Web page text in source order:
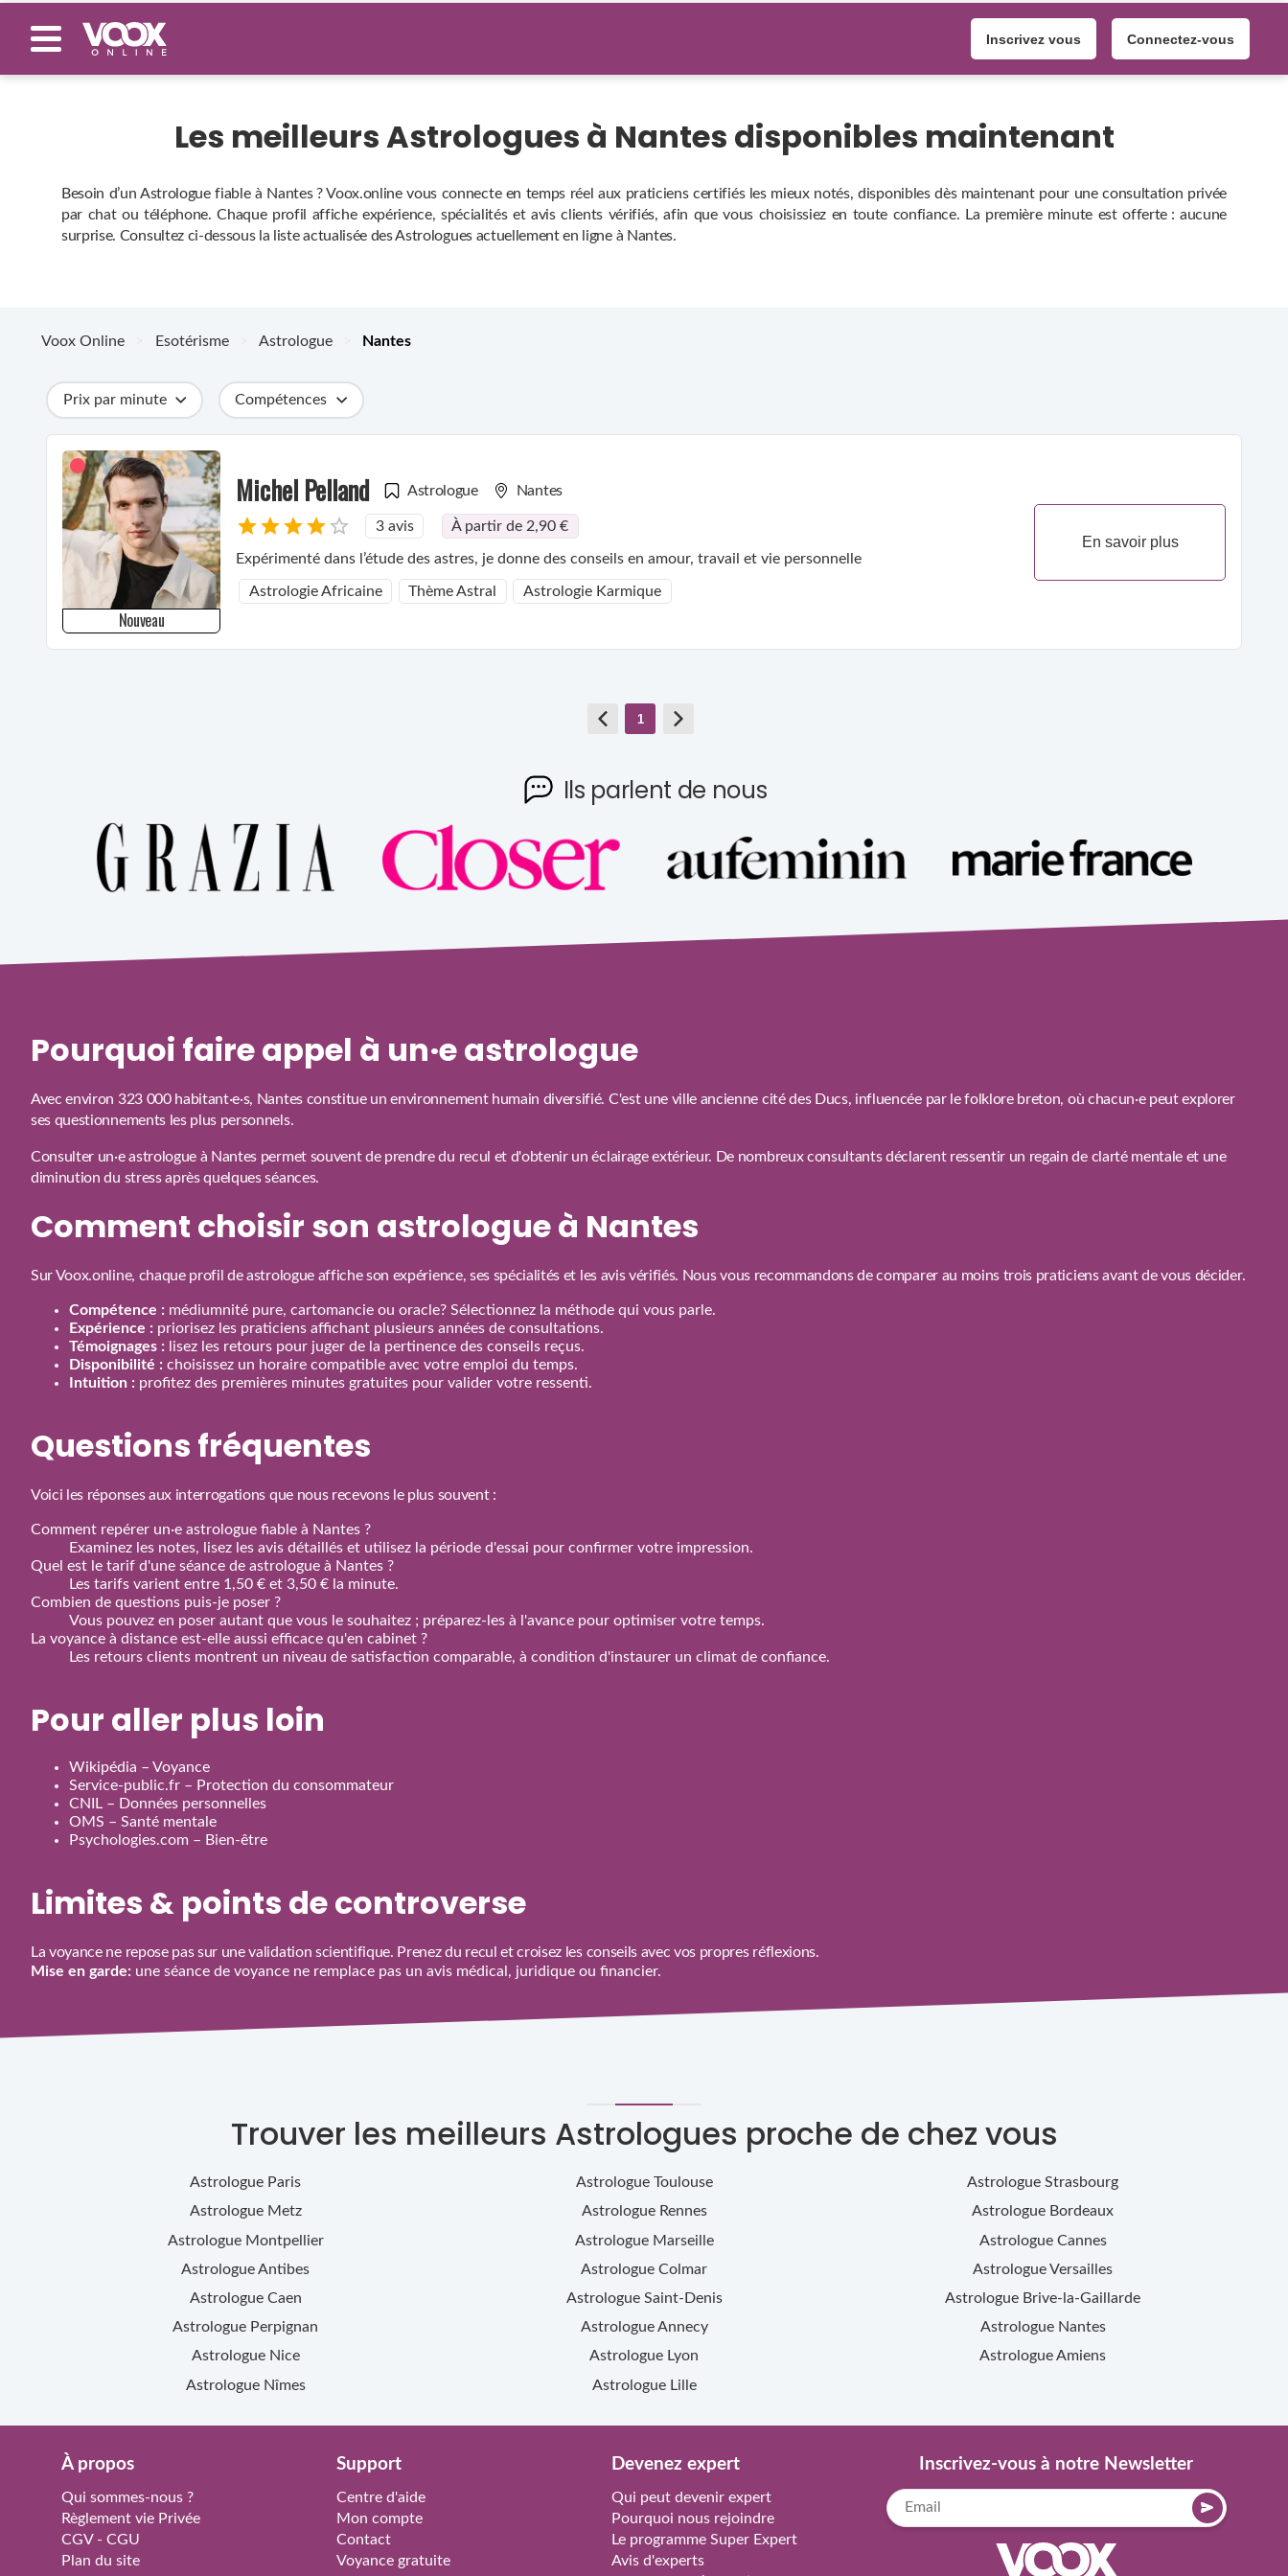
Inscrivez vous Connectez-vous
Les meilleurs Astrologues à Nantes disponibles maintenant
Besoin d’un Astrologue fiable à Nantes ? Voox.online vous connecte en temps réel aux praticiens certifiés les mieux notés, disponibles dès maintenant pour une consultation privée
par chat ou téléphone. Chaque profil affiche expérience, spécialités et avis clients vérifiés, afin que vous choisissiez en toute confiance. La première minute est offerte : aucune
surprise. Consultez ci‑dessous la liste actualisée des Astrologues actuellement en ligne à Nantes.
Voox Online Esotérisme Astrologue Nantes
Prix par minute
Catégories
Métiers
Compétences
Nouveau
Michel Pelland Astrologue Nantes
3 avis À partir de 2,90 €
Expérimenté dans l’étude des astres, je donne des conseils en amour, travail et vie personnelle
Astrologie Africaine Thème Astral Astrologie Karmique
En savoir plus
1
Ils parlent de nous
Pourquoi faire appel à un·e astrologue
Avec environ 323 000 habitant·e·s, Nantes constitue un environnement humain diversifié. C'est une ville ancienne cité des Ducs, influencée par le folklore breton, où chacun·e peut explorer
ses questionnements les plus personnels.
Consulter un·e astrologue à Nantes permet souvent de prendre du recul et d'obtenir un éclairage extérieur. De nombreux consultants déclarent ressentir un regain de clarté mentale et une
diminution du stress après quelques séances.
Comment choisir son astrologue à Nantes
Sur Voox.online, chaque profil de astrologue affiche son expérience, ses spécialités et les avis vérifiés. Nous vous recommandons de comparer au moins trois praticiens avant de vous décider.
Compétence : médiumnité pure, cartomancie ou oracle? Sélectionnez la méthode qui vous parle.
Expérience : priorisez les praticiens affichant plusieurs années de consultations.
Témoignages : lisez les retours pour juger de la pertinence des conseils reçus.
Disponibilité : choisissez un horaire compatible avec votre emploi du temps.
Intuition : profitez des premières minutes gratuites pour valider votre ressenti.
Questions fréquentes
Voici les réponses aux interrogations que nous recevons le plus souvent :
Comment repérer un·e astrologue fiable à Nantes ?
Examinez les notes, lisez les avis détaillés et utilisez la période d'essai pour confirmer votre impression.
Quel est le tarif d'une séance de astrologue à Nantes ?
Les tarifs varient entre 1,50 € et 3,50 € la minute.
Combien de questions puis‑je poser ?
Vous pouvez en poser autant que vous le souhaitez ; préparez‑les à l'avance pour optimiser votre temps.
La voyance à distance est‑elle aussi efficace qu'en cabinet ?
Les retours clients montrent un niveau de satisfaction comparable, à condition d'instaurer un climat de confiance.
Pour aller plus loin
Wikipédia – Voyance
Service‑public.fr – Protection du consommateur
CNIL – Données personnelles
OMS – Santé mentale
Psychologies.com – Bien‑être
Limites & points de controverse
La voyance ne repose pas sur une validation scientifique. Prenez du recul et croisez les conseils avec vos propres réflexions.
Mise en garde: une séance de voyance ne remplace pas un avis médical, juridique ou financier.
Trouver les meilleurs Astrologues proche de chez vous
Astrologue Paris Astrologue Toulouse Astrologue Strasbourg
Astrologue Metz Astrologue Rennes Astrologue Bordeaux
Astrologue Montpellier Astrologue Marseille Astrologue Cannes
AstrologueAntibes Astrologue Colmar AstrologueVersailles
Astrologue Caen Astrologue Saint-Denis Astrologue Brive-la-Gaillarde
Astrologue Perpignan AstrologueAnnecy Astrologue Nantes
Astrologue Nice Astrologue Lyon AstrologueAmiens
Astrologue Nîmes Astrologue Lille
À propos
Qui sommes-nous ?
Règlement vie Privée
CGV - CGU
Plan du site
Support
Centre d'aide
Mon compte
Contact
Voyance gratuite
Devenez expert
Qui peut devenir expert
Pourquoi nous rejoindre
Le programme Super Expert
Avis d'experts
Inscrivez-vous à notre Newsletter